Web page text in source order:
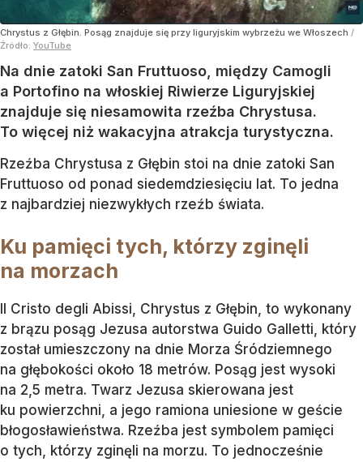
Chrystus z Głębin. Posąg znajduje się przy liguryjskim wybrzeżu we Włoszech /
Źródło: YouTube
Na dnie zatoki San Fruttuoso, między Camogli
a Portofino na włoskiej Riwierze Liguryjskiej
znajduje się niesamowita rzeźba Chrystusa.
To więcej niż wakacyjna atrakcja turystyczna.
Rzeźba Chrystusa z Głębin stoi na dnie zatoki San
Fruttuoso od ponad siedemdziesięciu lat. To jedna
z najbardziej niezwykłych rzeźb świata.
Ku pamięci tych, którzy zginęli
na morzach
Il Cristo degli Abissi, Chrystus z Głębin, to wykonany
z brązu posąg Jezusa autorstwa Guido Galletti, który
został umieszczony na dnie Morza Śródziemnego
na głębokości około 18 metrów. Posąg jest wysoki
na 2,5 metra. Twarz Jezusa skierowana jest
ku powierzchni, a jego ramiona uniesione w geście
błogosławieństwa. Rzeźba jest symbolem pamięci
o tych, którzy zginęli na morzu. To jednocześnie